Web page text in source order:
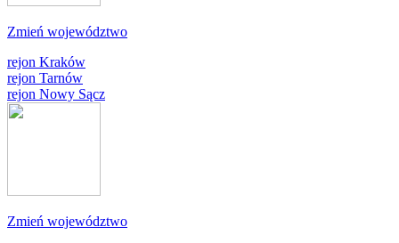
Zmień województwo
rejon Kraków
rejon Tarnów
rejon Nowy Sącz
Zmień województwo